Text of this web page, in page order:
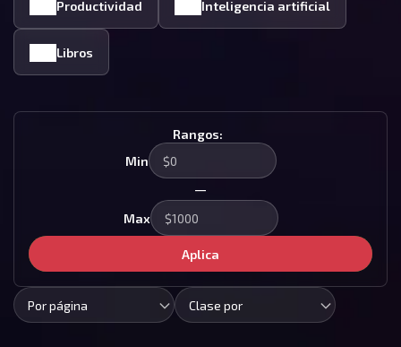
Productividad Inteligencia artificial
Libros
Rangos:
Min
—
Max
Aplica
Por página Clase por